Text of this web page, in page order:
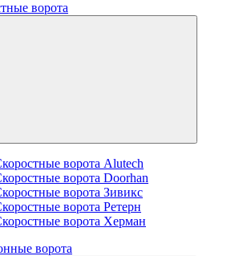
ворота
ворота Alutech
ворота Doorhan
ворота Зивикс
ворота Ретерн
ворота Херман
ворота